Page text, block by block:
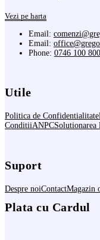
Vezi pe harta
Email:
Email:
Phone: 0746 100 800
Utile
Politica de Confidentialitate
ConditiiANPC
Suport
Despre noiContactMagazin
Plata cu Cardul